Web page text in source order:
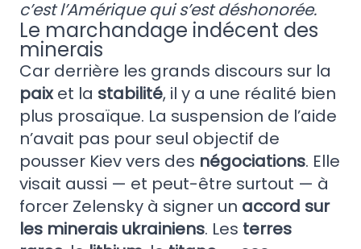
c’est l’Amérique qui s’est déshonorée.
Le marchandage indécent des
minerais
Car derrière les grands discours sur la
paixet la stabilité, il y a une réalité bien
plus prosaïque. La suspension de l’aide
n’avait pas pour seul objectif de
pousser Kiev vers des négociations. Elle
visait aussi — et peut-être surtout — à
forcer Zelensky à signer un accord sur
les minerais ukrainiens. Les terres